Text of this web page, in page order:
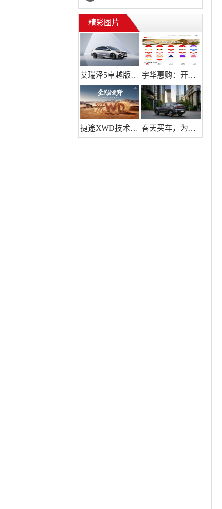
购车的“质价比天花板”
精彩图片
艾瑞泽5卓越版：毕业生首购车的“质价比天花板” 宇华惠购：开启智能购物新时代，打造电商新标杆
捷途XWD技术体验日开幕，旅行者PLUS双车预售，解锁全域出行自由 春天买车，为什么懂行的人都先看瑞虎7 PLUS？